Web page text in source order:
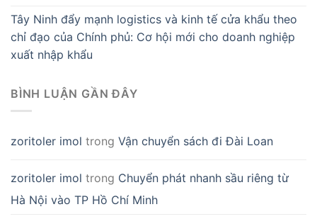
Tây Ninh đẩy mạnh logistics và kinh tế cửa khẩu theo
chỉ đạo của Chính phủ: Cơ hội mới cho doanh nghiệp
xuất nhập khẩu
BÌNH LUẬN GẦN ĐÂY
zoritoler imol trong Vận chuyển sách đi Đài Loan
zoritoler imol trong Chuyển phát nhanh sầu riêng từ
Hà Nội vào TP Hồ Chí Minh